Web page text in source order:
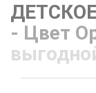
- Цвет